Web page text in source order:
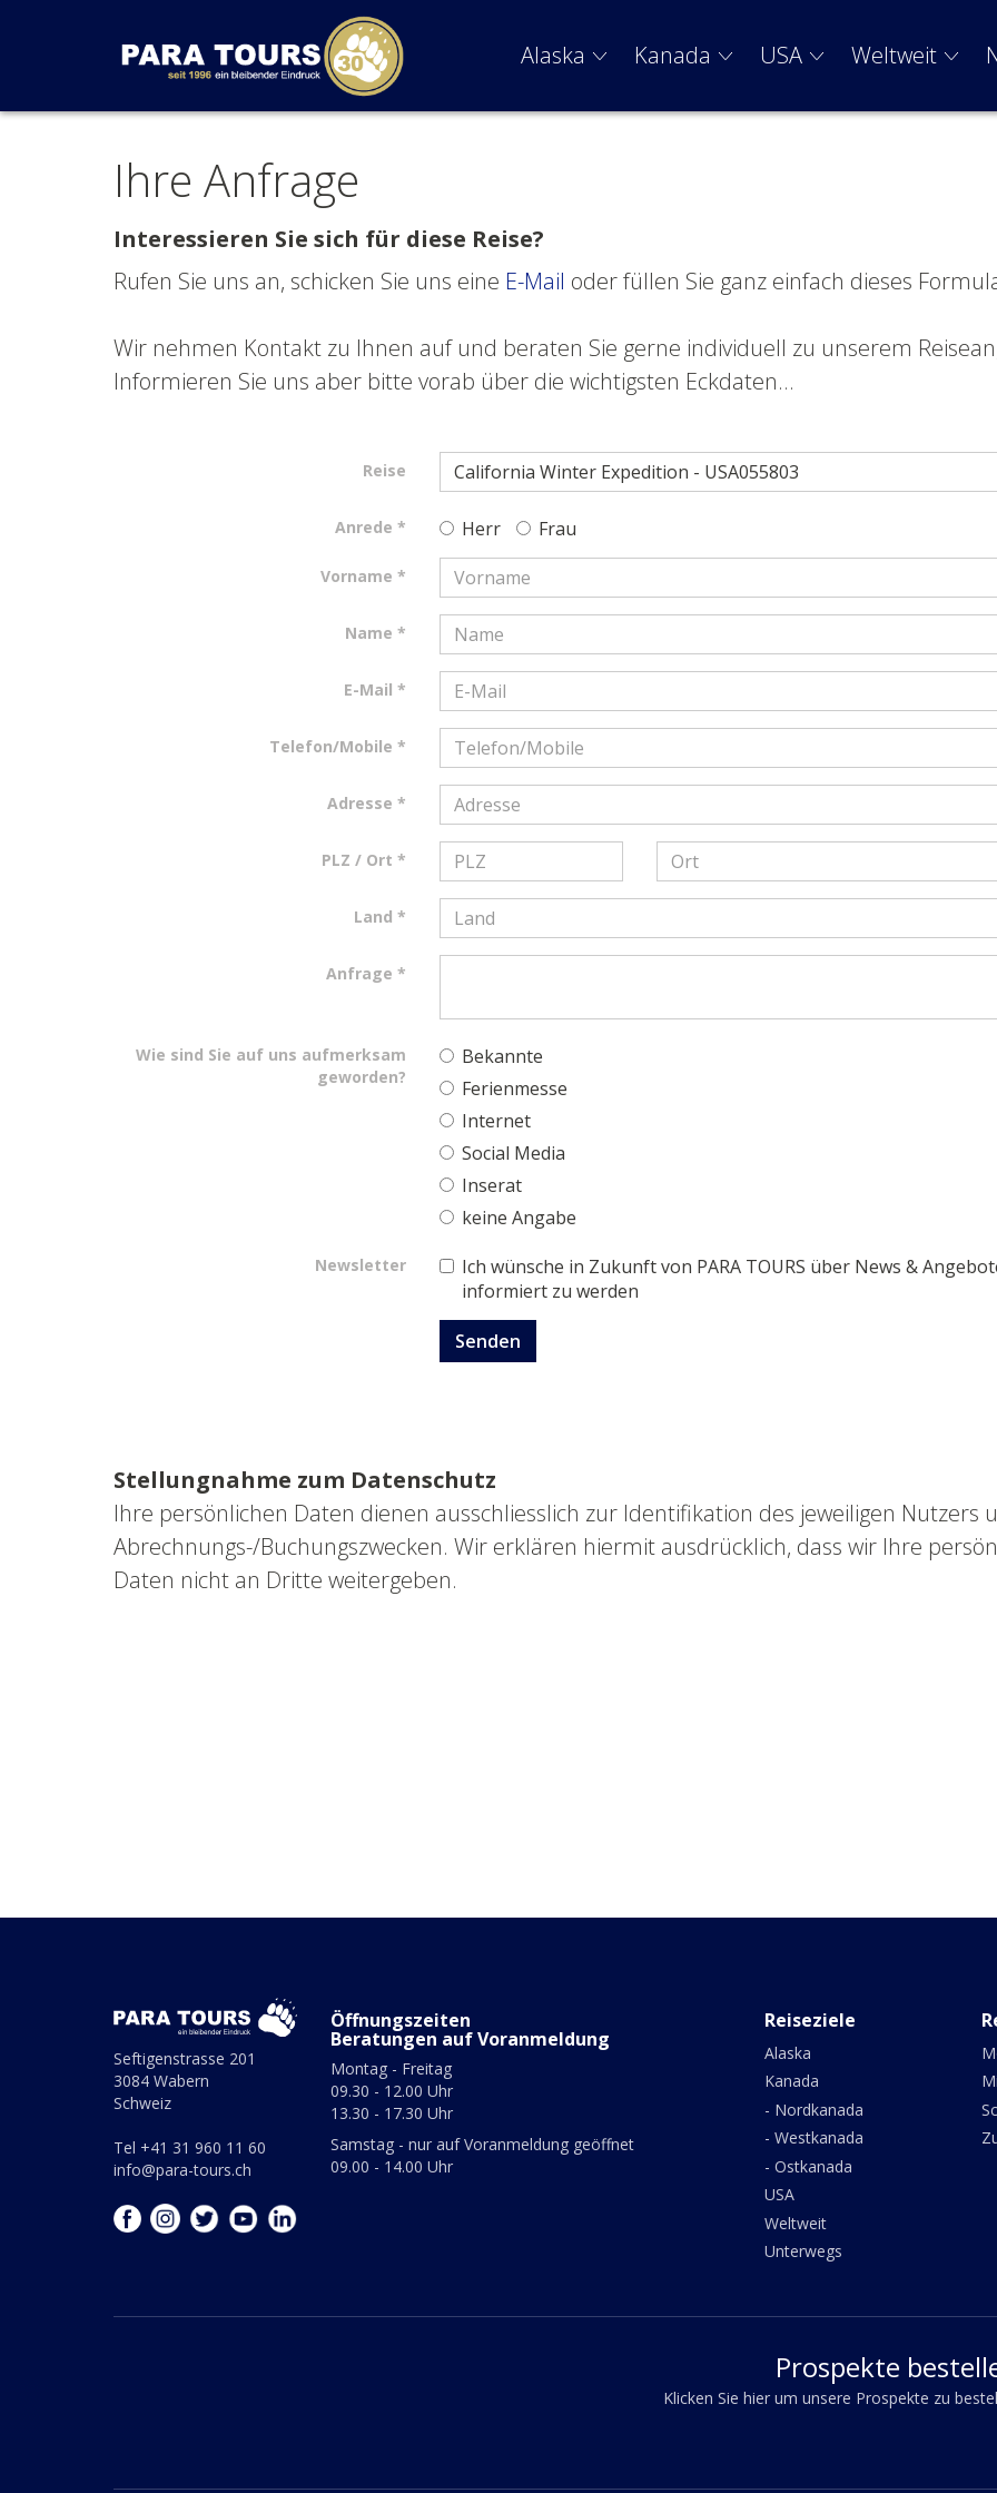
Weiter zur Hauptnavigation
Weiter zum Inhalt
Weiter zur Kontaktseite Alaska Kanada USA Weltweit
Ihre Anfrage
Interessieren Sie sich für diese Reise?
Rufen Sie uns an, schicken Sie uns eine E-Mail oder füllen Sie ganz einfach dieses
Wir nehmen Kontakt zu Ihnen auf und beraten Sie gerne individuell zu unserem
Informieren Sie uns aber bitte vorab über die wichtigsten Eckdaten...
Reise
Anrede Herr Frau
Vorname
Name
E-Mail
Telefon/Mobile
Adresse
PLZ / Ort
Land
Anfrage
Wie sind Sie auf uns aufmerksam
geworden?
Bekannte
Ferienmesse
Internet
Social Media
Inserat
keine Angabe
Newsletter
Ich wünsche in Zukunft von PARA TOURS über News &
informiert zu werden
Senden
Stellungnahme zum Datenschutz
Ihre persönlichen Daten dienen ausschliesslich zur Identifikation des jeweiligen Nutzers
Abrechnungs-/Buchungszwecken. Wir erklären hiermit ausdrücklich, dass wir Ihre
Daten nicht an Dritte weitergeben.
Seftigenstrasse 201
3084 Wabern
Schweiz
Tel +41 31 960 11 60
info@para-tours.ch
Öffnungszeiten
Beratungen auf Voranmeldung
Montag - Freitag
09.30 - 12.00 Uhr
13.30 - 17.30 Uhr
Samstag - nur auf Voranmeldung geöffnet
09.00 - 14.00 Uhr
Reiseziele
Alaska
Kanada
- Nordkanada
- Westkanada
- Ostkanada
USA
Weltweit
Unterwegs
Prospekte
Klicken Sie hier um unsere Prospekte zu